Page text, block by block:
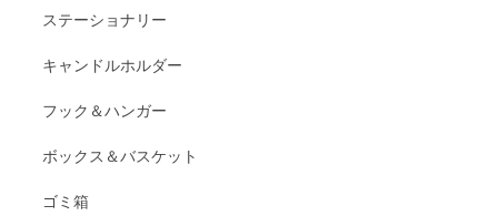
ステーショナリー
キャンドルホルダー
フック＆ハンガー
ボックス＆バスケット
ゴミ箱